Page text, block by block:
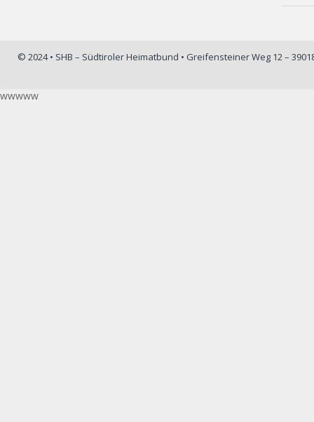
© 2024 • SHB – Südtiroler Heimatbund • Greifensteiner Weg 12 –
wwwww